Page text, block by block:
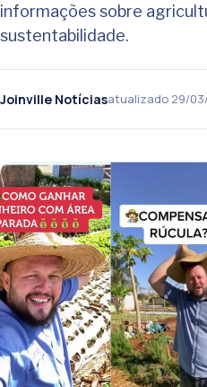
informações sobre
sustentabilidade.
Joinville Notíciasatualizado 29/